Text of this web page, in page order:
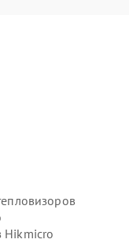
Hikmicro